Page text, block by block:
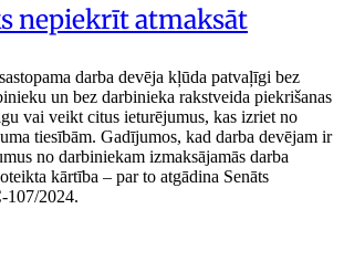
nepiekrīt atmaksāt
darba devēja kļūda patvaļīgi bez
un bez darbinieka rakstveida piekrišanas
vai veikt citus ieturējumus, kas izriet no
tiesībām. Gadījumos, kad darba devējam ir
no darbiniekam izmaksājamās darba
kārtība – par to atgādina Senāts
107/2024.